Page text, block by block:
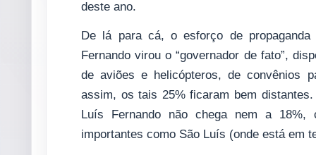
deste ano.
De lá para cá, o esforço de
Fernando virou o “governador de fato”,
de aviões e helicópteros, de convênios
assim, os tais 25% ficaram bem
Luís Fernando não chega nem a 18%,
importantes como São Luís (onde está em